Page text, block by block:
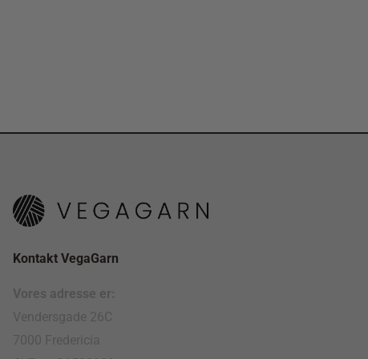
Kontakt VegaGarn
Vores adresse er:
Vendersgade 26C
7000 Fredericia